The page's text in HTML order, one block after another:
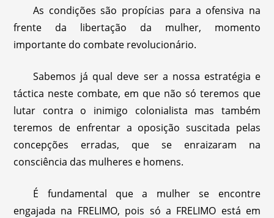
As condições são propícias para a ofensiva na
frente da libertação da mulher, momento
importante do combate revolucionário.
Sabemos já qual deve ser a nossa estratégia e
táctica neste combate, em que não só teremos que
lutar contra o inimigo colonialista mas também
teremos de enfrentar a oposição suscitada pelas
concepções erradas, que se enraizaram na
consciência das mulheres e homens.
É fundamental que a mulher se encontre
engajada na FRELIMO, pois só a FRELIMO está em